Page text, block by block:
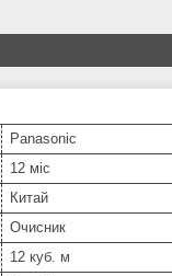
Panasonic
12 міс
Китай
Очисник
12 куб. м